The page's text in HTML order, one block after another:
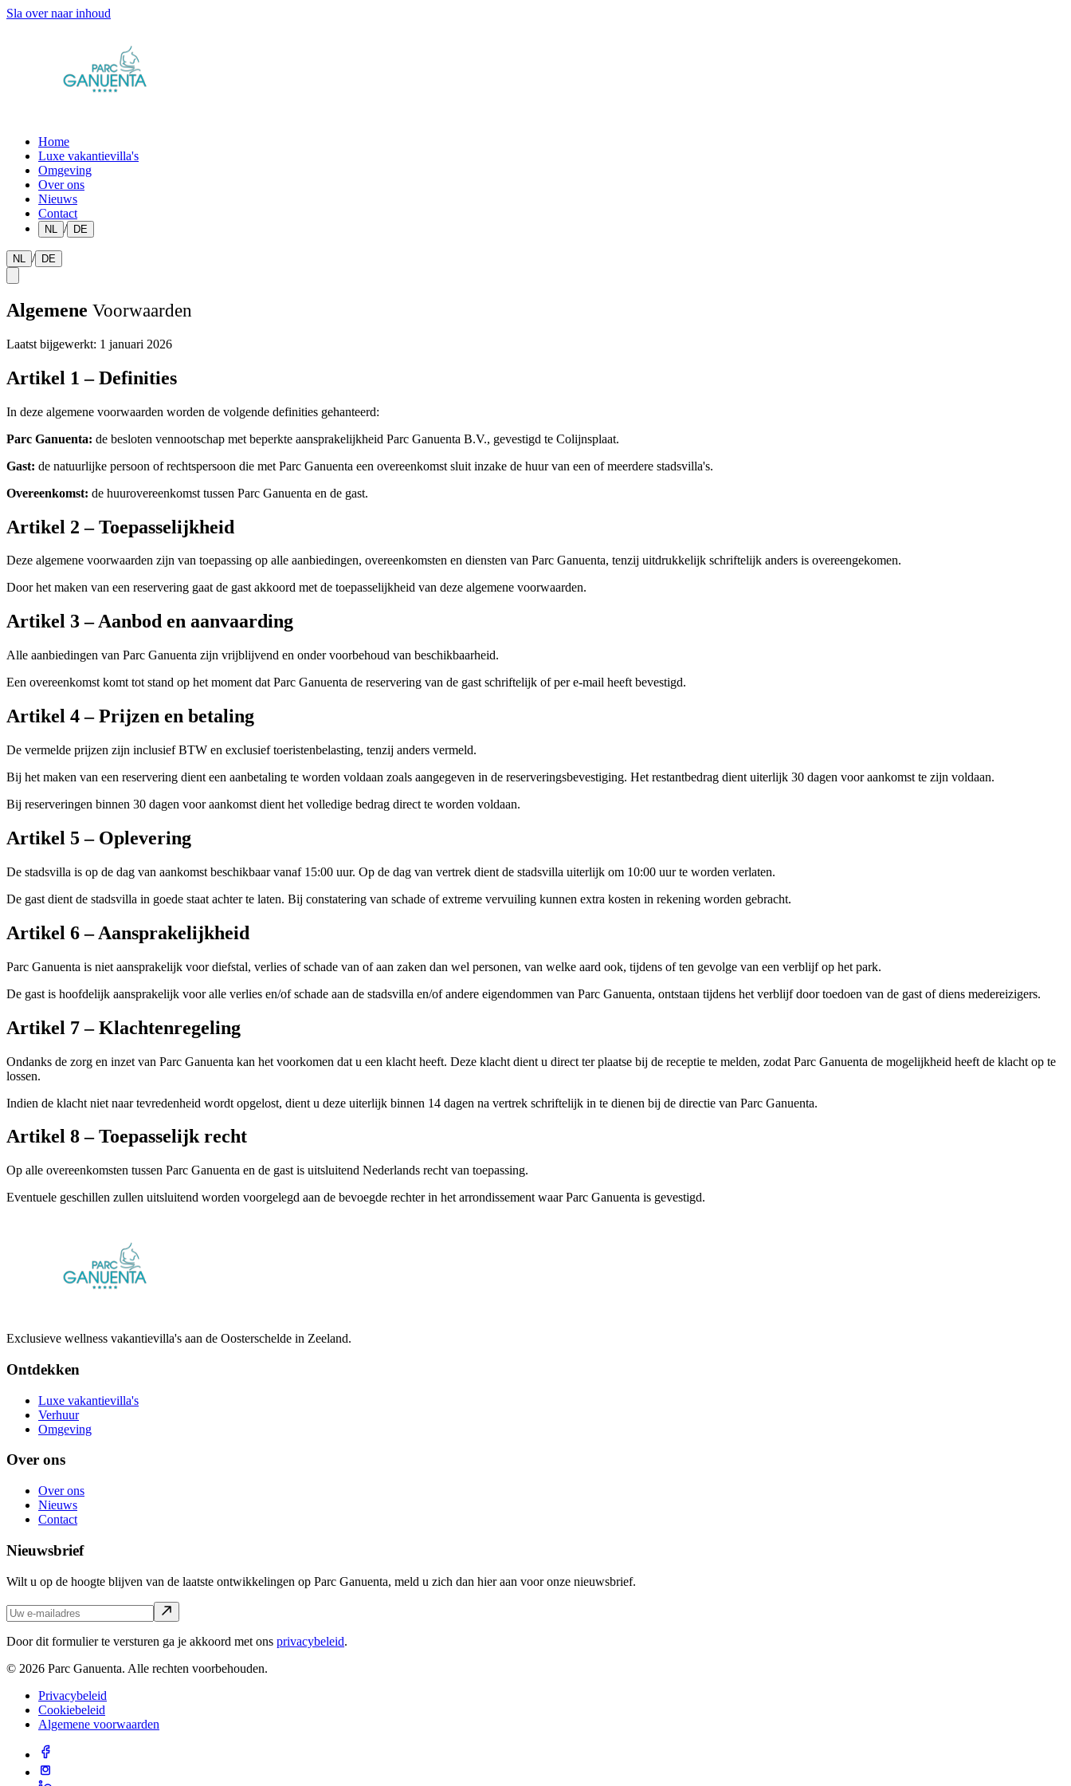
Sla over naar inhoud
Home
Luxe vakantievilla's
Omgeving
Over ons
Nieuws
Contact
NL / DE
NL / DE
Algemene Voorwaarden
Laatst bijgewerkt: 1 januari 2026
Artikel 1 –Definities
In deze algemene voorwaarden worden de volgende definities gehanteerd:
Parc Ganuenta: de besloten vennootschap met beperkte aansprakelijkheid Parc Ganuenta B.V., gevestigd te Colijnsplaat.
Gast: de natuurlijke persoon of rechtspersoon die met Parc Ganuenta een overeenkomst sluit inzake de huur van een of meerdere stadsvilla's.
Overeenkomst: de huurovereenkomst tussen Parc Ganuenta en de gast.
Artikel 2 –Toepasselijkheid
Deze algemene voorwaarden zijn van toepassing op alle aanbiedingen, overeenkomsten en diensten van Parc Ganuenta, tenzij uitdrukkelijk schriftelijk anders is overeengekomen.
Door het maken van een reservering gaat de gast akkoord met de toepasselijkheid van deze algemene voorwaarden.
Artikel 3–Aanbod en aanvaarding
Alle aanbiedingen van Parc Ganuenta zijn vrijblijvend en onder voorbehoud van beschikbaarheid.
Een overeenkomst komt tot stand op het moment dat Parc Ganuenta de reservering van de gast schriftelijk of per e-mail heeft bevestigd.
Artikel 4–Prijzen en betaling
De vermelde prijzen zijn inclusief BTW en exclusief toeristenbelasting, tenzij anders vermeld.
Bij het maken van een reservering dient een aanbetaling te worden voldaan zoals aangegeven in de reserveringsbevestiging. Het restantbedrag dient uiterlijk 30 dagen voor aankomst te zijn voldaan.
Bij reserveringen binnen 30 dagen voor aankomst dient het volledige bedrag direct te worden voldaan.
Artikel 5– Oplevering
De stadsvilla is op de dag van aankomst beschikbaar vanaf 15:00 uur. Op de dag van vertrek dient de stadsvilla uiterlijk om 10:00 uur te worden verlaten.
De gast dient de stadsvilla in goede staat achter te laten. Bij constatering van schade of extreme vervuiling kunnen extra kosten in rekening worden gebracht.
Artikel 6–Aansprakelijkheid
Parc Ganuenta is niet aansprakelijk voor diefstal, verlies of schade van of aan zaken dan wel personen, van welke aard ook, tijdens of ten gevolge van een verblijf op het park.
De gast is hoofdelijk aansprakelijk voor alle verlies en/of schade aan de stadsvilla en/of andere eigendommen van Parc Ganuenta, ontstaan tijdens het verblijf door toedoen van de gast of diens medereizigers.
Artikel 7–Klachtenregeling
Ondanks de zorg en inzet van Parc Ganuenta kan het voorkomen dat u een klacht heeft. Deze klacht dient u direct ter plaatse bij de receptie te melden, zodat Parc Ganuenta de mogelijkheid heeft de klacht op te
lossen.
Indien de klacht niet naar tevredenheid wordt opgelost, dient u deze uiterlijk binnen 14 dagen na vertrek schriftelijk in te dienen bij de directie van Parc Ganuenta.
Artikel 8–Toepasselijk recht
Op alle overeenkomsten tussen Parc Ganuenta en de gast is uitsluitend Nederlands recht van toepassing.
Eventuele geschillen zullen uitsluitend worden voorgelegd aan de bevoegde rechter in het arrondissement waar Parc Ganuenta is gevestigd.
Exclusieve wellness vakantievilla's aan de Oosterschelde in Zeeland.
Ontdekken
Luxe vakantievilla's
Verhuur
Omgeving
Over ons
Over ons
Nieuws
Contact
Nieuwsbrief
Wilt u op de hoogte blijven van de laatste ontwikkelingen op Parc Ganuenta, meld u zich dan hier aan voor onze nieuwsbrief.
Door dit formulier te versturen ga je akkoord met ons privacybeleid.
© 2026 Parc Ganuenta. Alle rechten voorbehouden.
Privacybeleid
Cookiebeleid
Algemene voorwaarden